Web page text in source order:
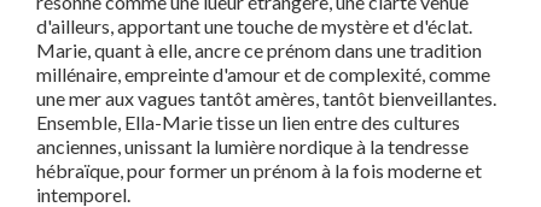
d'ailleurs, apportant une touche de mystère et d'éclat.
Marie, quant à elle, ancre ce prénom dans une tradition
millénaire, empreinte d'amour et de complexité, comme
une mer aux vagues tantôt amères, tantôt bienveillantes.
Ensemble, Ella-Marie tisse un lien entre des cultures
anciennes, unissant la lumière nordique à la tendresse
hébraïque, pour former un prénom à la fois moderne et
intemporel.